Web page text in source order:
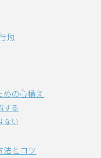
動
の心構え
する
ない
とコツ